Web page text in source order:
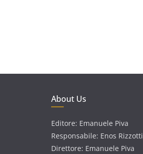
About Us
Editore: Emanuele Piva
Responsabile: Enos Rizzotti
Direttore: Emanuele Piva